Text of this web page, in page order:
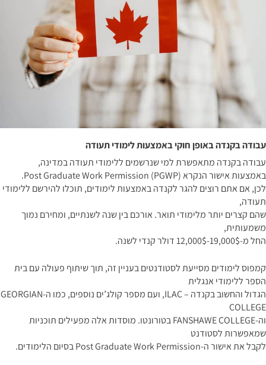
עבודה בקנדה באופן חוקי באמצעות לימודי תעודה
עבודה בקנדה מתאפשרת למי שנרשמים ללימודי תעודה במדינה,
באמצעות אישור הנקרא Post Graduate Work Permission (PGWP).
לכן, אם אתם רוצים להגר לקנדה באמצעות לימודים, תוכלו להירשם ללימודי
תעודה,
שהם קצרים יותר מלימודי תואר. אורכם בין שנה לשנתיים, ומחירם נמוך
משמעותית,
החל מ-19,000$-12,000$ דולר קנדי לשנה.
קמפוס לימודים מסייעת לסטודנטים בעניין זה, תוך שיתוף פעולה עם בית
הספר ללימודי אנגלית
הגדול והחשוב בקנדה – ILAC, ועם מספר קולג’ים נוספים, כמו ה-GEORGIAN
COLLEGE
וה-FANSHAWE COLLEGE בטורונטו. מוסדות אלה מפעילים תוכניות
שמאפשרות לסטודנט
לקבל את אישור ה-Post Graduate Work Permission בסיום הלימודים.